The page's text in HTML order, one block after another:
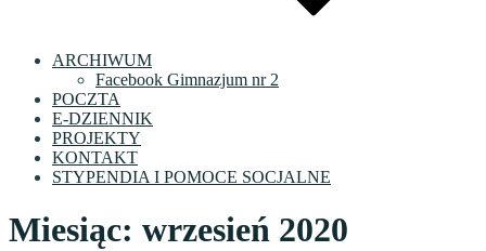
ARCHIWUM
Facebook Gimnazjum nr 2
POCZTA
E-DZIENNIK
PROJEKTY
KONTAKT
STYPENDIA I POMOCE SOCJALNE
Miesiąc: wrzesień 2020